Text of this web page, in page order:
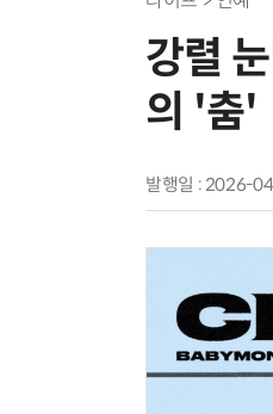
강렬
의 '춤'
발행일 : 2026-